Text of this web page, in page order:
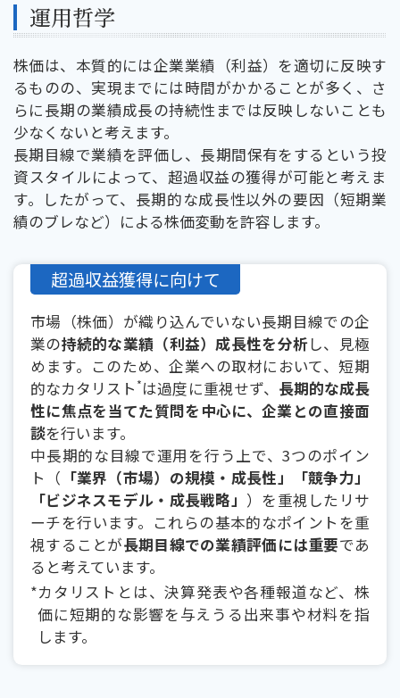
運用哲学
株価は、本質的には企業業績（利益）を適切に反映す
るものの、実現までには時間がかかることが多く、さ
らに長期の業績成長の持続性までは反映しないことも
少なくないと考えます。
長期目線で業績を評価し、長期間保有をするという投
資スタイルによって、超過収益の獲得が可能と考えま
す。したがって、長期的な成長性以外の要因（短期業
績のブレなど）による株価変動を許容します。
超過収益獲得に向けて
市場（株価）が織り込んでいない長期目線での企
業の持続的な業績（利益）成長性を分析し、見極
めます。このため、企業への取材において、短期
的なカタリスト *は過度に重視せず、 長期的な成長
性に焦点を当てた質問を中心に、 企業との直接面
談を行います。
中長期的な目線で運用を行う上で、3つのポイン
ト（ 「業界（市場）の規模・成長性」「競争力」
「ビジネスモデル・成長戦略」 ）を重視したリサ
ーチを行います。これらの基本的なポイントを重
視することが長期目線での業績評価には重要であ
ると考えています。
*カタリストとは、決算発表や各種報道など、株
価に短期的な影響を与えうる出来事や材料を指
します。